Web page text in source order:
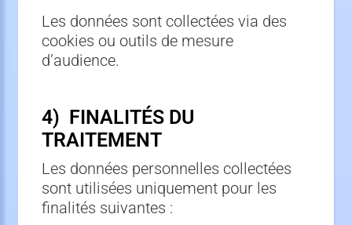
Les données sont collectées via des
cookies ou outils de mesure
d’audience.
4) FINALITÉS DU
TRAITEMENT
Les données personnelles collectées
sont utilisées uniquement pour les
finalités suivantes :